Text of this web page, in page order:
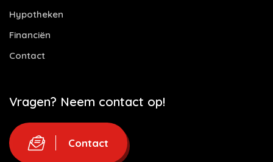
Hypotheken
Financiën
Contact
Vragen? Neem contact op!
Contact